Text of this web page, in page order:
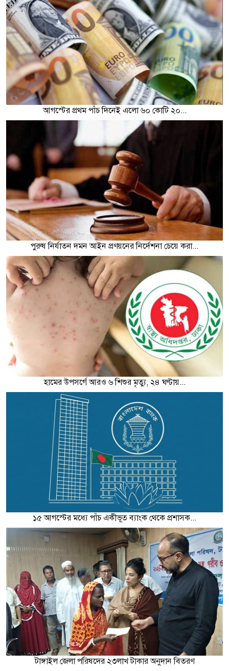
আগস্টের প্রথম পাঁচ দিনেই এলো ৬০ কোটি ২০...
পুরুষ নির্যাতন দমন আইন প্রণয়নের নির্দেশনা চেয়ে করা...
হামের উপসর্গে আরও ৬ শিশুর মৃত্যু, ২৪ ঘণ্টায়...
১৫ আগস্টের মধ্যে পাঁচ একীভূত ব্যাংক থেকে প্রশাসক...
টাঙ্গাইল জেলা পরিষদের ২৩লাখ টাকার অনুদান বিতরণ